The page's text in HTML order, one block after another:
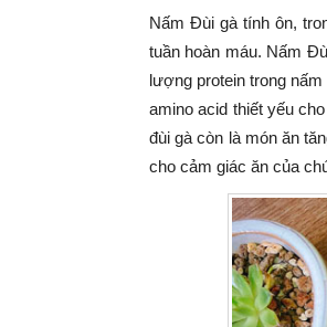
Nấm Đùi gà tính ôn,
tuần hoàn máu. Nấm
lượng protein trong
amino acid thiết yếu
đùi gà còn là món ăn
cho cảm giác ăn của